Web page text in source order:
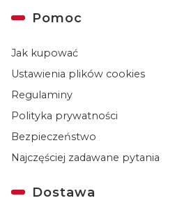
Linki w stopce
Pomoc
Jak kupować
Ustawienia plików cookies
Regulaminy
Polityka prywatności
Bezpieczeństwo
Najczęściej zadawane pytania
Dostawa